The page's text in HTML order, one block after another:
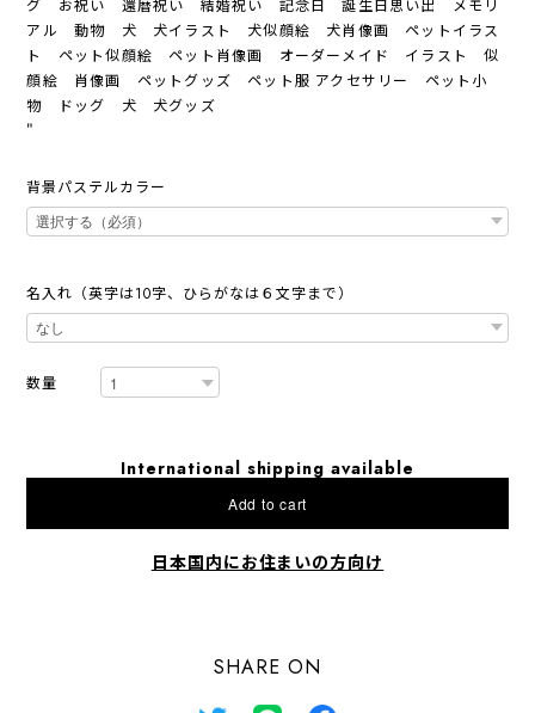
グ お祝い 還暦祝い 結婚祝い 記念日 誕生日思い出 メモリ
アル 動物 犬 犬イラスト 犬似顔絵 犬肖像画 ペットイラス
ト ペット似顔絵 ペット肖像画 オーダーメイド イラスト 似
顔絵 肖像画 ペットグッズ ペット服 アクセサリー ペット小
物 ドッグ 犬 犬グッズ
"
背景パステルカラー
名入れ（英字は10字、ひらがなは６文字まで）
数量
International shipping available
Add to cart
日本国内にお住まいの方向け
SHARE ON